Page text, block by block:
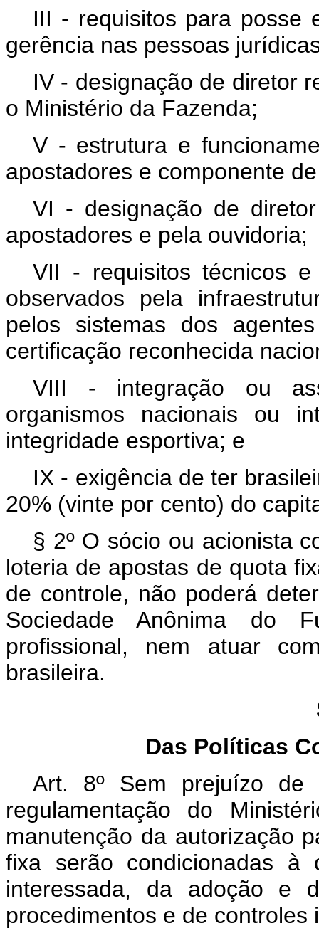
III - requisitos para posse
gerência nas pessoas
IV - designação de diretor
o Ministério da Fazenda;
V - estrutura e
apostadores e componente
VI - designação de
apostadores e pela ouvidoria;
VII - requisitos técnicos
observados pela
pelos sistemas dos
certificação reconhecida
VIII - integração ou
organismos nacionais ou
integridade esportiva; e
IX - exigência de ter
20% (vinte por cento) do
§ 2º O sócio ou acionista
loteria de apostas de quota
de controle, não poderá
Sociedade Anônima do
profissional, nem atuar
brasileira.
Das Políticas
Art. 8º Sem prejuízo de
regulamentação do
manutenção da autorização
fixa serão condicionadas à
interessada, da adoção e
procedimentos e de controles